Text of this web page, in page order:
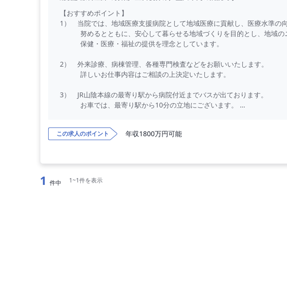
【おすすめポイント】
1） 当院では、地域医療支援病院として地域医療に貢献し、医療水準の
努めるとともに、安心して暮らせる地域づくりを目的とし、地域の
保健・医療・福祉の提供を理念としています。
2） 外来診療、病棟管理、各種専門検査などをお願いいたします。
詳しいお仕事内容はご相談の上決定いたします。
3） JR山陰本線の最寄り駅から病院付近までバスが出ております。
お車では、最寄り駅から10分の立地にございます。
【勤務内容】
外来診療、病棟管理、各種専門検査などをお願いいたします。
◇ 年収 ： 1,200万円 〜 1,800万円 （応相談）
◇ 勤務時間 ： 全日8：20～17：15
◇ 勤務日数 ： 5日／週 ※週4日勤務相談可能
この求人のポイント 年収1800万円可能
1 件中 1~1件を表示